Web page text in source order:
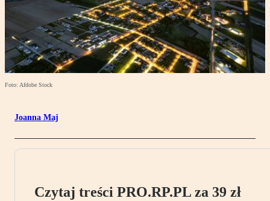
Foto: Afdobe Stock
Joanna Maj
Czytaj treści PRO.RP.PL za 39 zł